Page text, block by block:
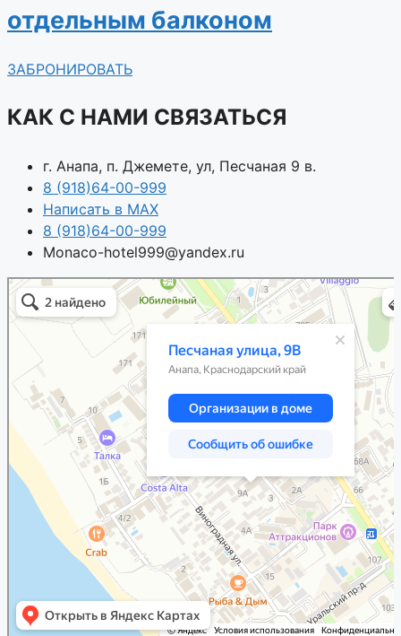
отдельным балконом
ЗАБРОНИРОВАТЬ
КАК С НАМИ СВЯЗАТЬСЯ
г. Анапа, п. Джемете, ул, Песчаная 9 в.
8 (918)64-00-999
Написать в MAX
8 (918)64-00-999
Monaco-hotel999@yandex.ru
Анапа
Песчаная улица, 9В — Яндекс.Карты